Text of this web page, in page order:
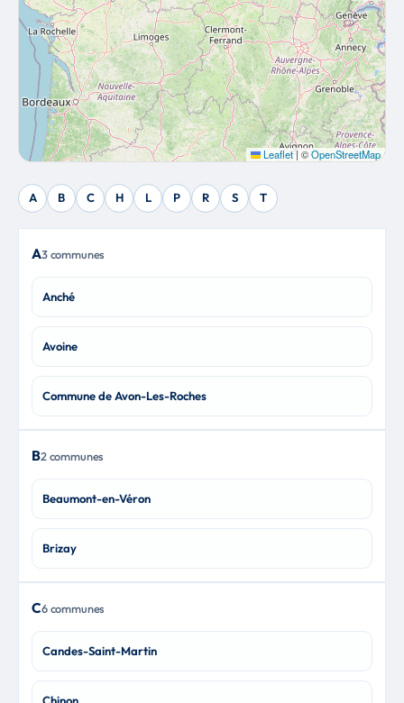
Leaflet| ©OpenStreetMap
A B C H L P R S T
A3 communes
Anché
Avoine
Commune de Avon-Les-Roches
B2 communes
Beaumont-en-Véron
Brizay
C6 communes
Candes-Saint-Martin